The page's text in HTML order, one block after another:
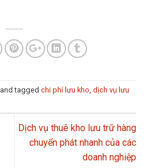
and tagged chi phí lưu kho, dịch vụ lưu
Dịch vụ thuê kho lưu trữ hàng
chuyển phát nhanh của các
doanh nghiệp